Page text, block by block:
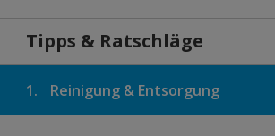
Tipps & Ratschläge
1. Reinigung & Entsorgung